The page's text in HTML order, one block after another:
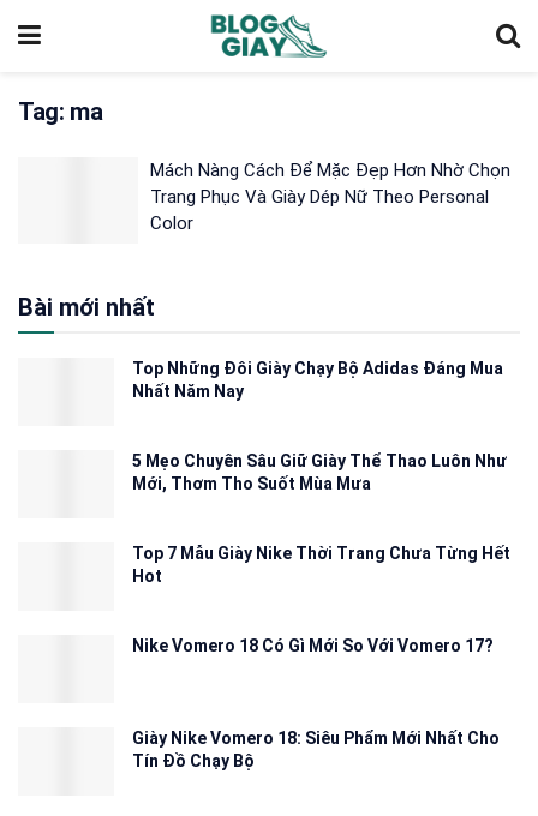
Tag: ma
Mách Nàng Cách Để Mặc Đẹp Hơn Nhờ Chọn
Trang Phục Và Giày Dép Nữ Theo Personal
Color
Bài mới nhất
Top Những Đôi Giày Chạy Bộ Adidas Đáng Mua
Nhất Năm Nay
5 Mẹo Chuyên Sâu Giữ Giày Thể Thao Luôn Như
Mới, Thơm Tho Suốt Mùa Mưa
Top 7 Mẫu Giày Nike Thời Trang Chưa Từng Hết
Hot
Nike Vomero 18 Có Gì Mới So Với Vomero 17?
Giày Nike Vomero 18: Siêu Phẩm Mới Nhất Cho
Tín Đồ Chạy Bộ